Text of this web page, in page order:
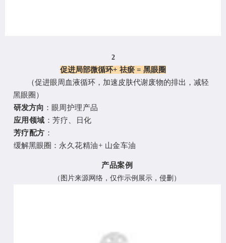
2
促进局部微循环+ 祛瘀 = 黑眼圈
（促进眼周血液循环，加速皮肤代谢废物的排出，减轻
黑眼圈 ）
研发方向 ： 眼周护理产品
应用领域 ：芳疗、日化
芳疗配方 ：
缓解黑眼圈 ： 永久花精油+ 山金车油
产品案例
（ 图片来源网络，仅作示例展示，侵删 ）